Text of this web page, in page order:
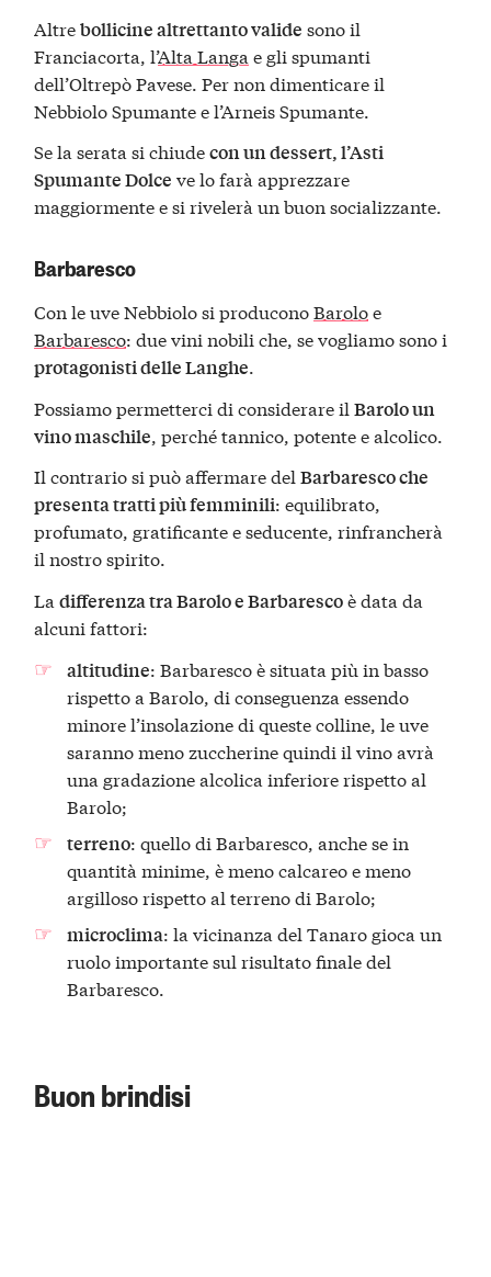
Altrebollicine altrettanto valide sono il
Franciacorta, l’Alta Langa e gli spumanti
dell’Oltrepò Pavese. Per non dimenticare il
Nebbiolo Spumante e l’Arneis Spumante.
Se la serata si chiudecon un dessert, l’Asti
Spumante Dolce ve lo farà apprezzare
maggiormente e si rivelerà un buon socializzante.
Barbaresco
Con le uve Nebbiolo si produconoBaroloe
Barbaresco: due vini nobili che, se vogliamo sono i
protagonisti delle Langhe.
Possiamo permetterci di considerare ilBarolo un
vino maschile, perché tannico, potente e alcolico.
Il contrario si può affermare delBarbaresco che
presenta tratti più femminili: equilibrato,
profumato, gratificante e seducente, rinfrancherà
il nostro spirito.
Ladifferenza tra Barolo e Barbarescoè data da
alcuni fattori:
altitudine: Barbaresco è situata più in basso
rispetto a Barolo, di conseguenza essendo
minore l’insolazione di queste colline, le uve
saranno meno zuccherine quindi il vino avrà
una gradazione alcolica inferiore rispetto al
Barolo;
terreno: quello di Barbaresco, anche se in
quantità minime, è meno calcareo e meno
argilloso rispetto al terreno di Barolo;
microclima: la vicinanza del Tanaro gioca un
ruolo importante sul risultato finale del
Barbaresco.
Buon brindisi